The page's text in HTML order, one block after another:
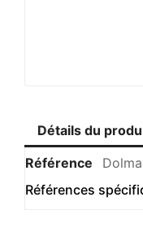
Détails du
Référence
Références